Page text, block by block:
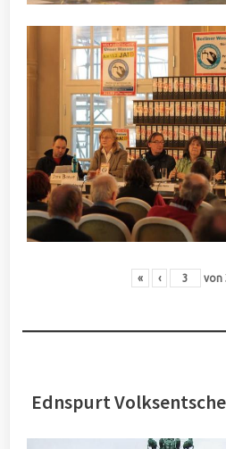
« ‹ von
Ednspurt